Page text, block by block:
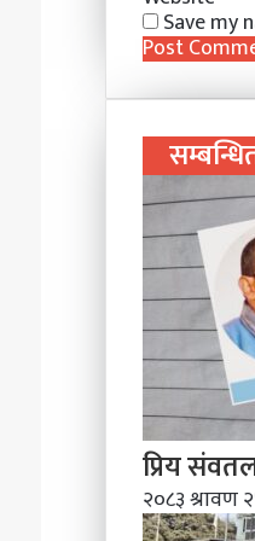
Save my
प्रिय
२०८३ श्रावण